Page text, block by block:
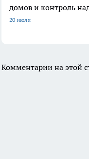
домов и контроль
20 июля
Комментарии на этой